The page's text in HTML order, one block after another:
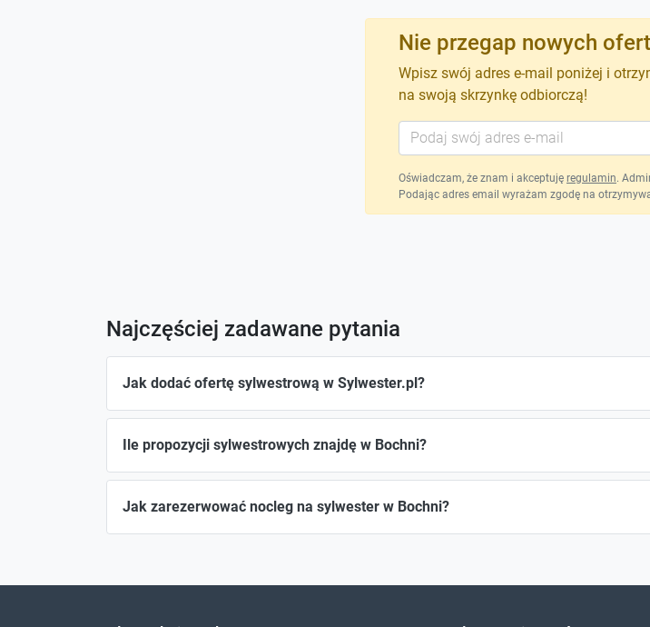
Nie przegap nowych
Wpisz swój adres e-mail poniżej i
na swoją skrzynkę odbiorczą!
Oświadczam, że znam i akceptuję regulamin.
Podając adres email wyrażam zgodę na
Najczęściej zadawane pytania
Jak dodać ofertę sylwestrową w Sylwester.pl?
Ile propozycji sylwestrowych znajdę w Bochni?
Jak zarezerwować nocleg na sylwester w Bochni?